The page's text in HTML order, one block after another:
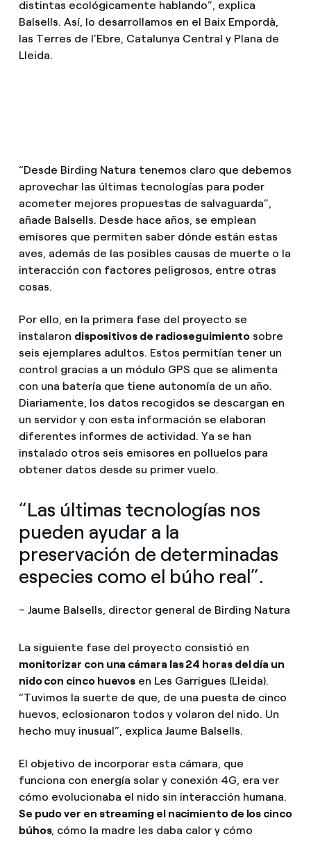
distintas ecológicamente hablando”, explica
Balsells. Así, lo desarrollamos en el Baix Empordà,
las Terres de l’Ebre, Catalunya Central y Plana de
Lleida.
“Desde Birding Natura tenemos claro que debemos
aprovechar las últimas tecnologías para poder
acometer mejores propuestas de salvaguarda”,
añade Balsells. Desde hace años, se emplean
emisores que permiten saber dónde están estas
aves, además de las posibles causas de muerte o la
interacción con factores peligrosos, entre otras
cosas.
Por ello, en la primera fase del proyecto se
instalaron dispositivos de radioseguimiento sobre
seis ejemplares adultos. Estos permitían tener un
control gracias a un módulo GPS que se alimenta
con una batería que tiene autonomía de un año.
Diariamente, los datos recogidos se descargan en
un servidor y con esta información se elaboran
diferentes informes de actividad. Ya se han
instalado otros seis emisores en polluelos para
obtener datos desde su primer vuelo.
“Las últimas tecnologías nos
pueden ayudar a la
preservación de determinadas
especies como el búho real”.
– Jaume Balsells, director general de Birding Natura
La siguiente fase del proyecto consistió en
monitorizar con una cámara las 24 horas del día un
nido con cinco huevos en Les Garrigues (Lleida).
“Tuvimos la suerte de que, de una puesta de cinco
huevos, eclosionaron todos y volaron del nido. Un
hecho muy inusual”, explica Jaume Balsells.
El objetivo de incorporar esta cámara, que
funciona con energía solar y conexión 4G, era ver
cómo evolucionaba el nido sin interacción humana.
Se pudo ver en streaming el nacimiento de los cinco
búhos, cómo la madre les daba calor y cómo